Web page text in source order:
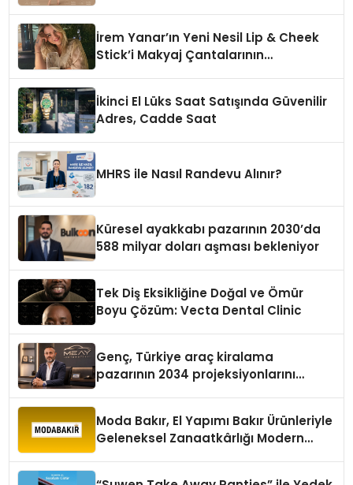
İrem Yanar’ın Yeni Nesil Lip & Cheek
Stick’i Makyaj Çantalarının
İkinci El Lüks Saat Satışında Güvenilir
Adres, Cadde Saat
MHRS ile Nasıl Randevu Alınır?
Küresel ayakkabı pazarının 2030’da
588 milyar doları aşması bekleniyor
Tek Diş Eksikliğine Doğal ve Ömür
Boyu Çözüm: Vecta Dental Clinic
Genç, Türkiye araç kiralama
pazarının 2034 projeksiyonlarını
Moda Bakır, El Yapımı Bakır Ürünleriyle
Geleneksel Zanaatkârlığı Modern